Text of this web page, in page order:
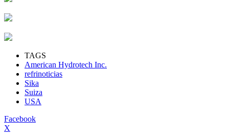
TAGS
American Hydrotech Inc.
refrinoticias
Sika
Suiza
USA
Facebook
X